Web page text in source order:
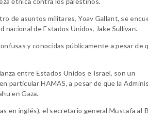
de asuntos militares, Yoav Gallant, se
de Estados Unidos, Jake Sullivan.
y conocidas públicamente a pesar de
entre Estados Unidos e Israel, son un
particular HAMAS, a pesar de que la
en Gaza.
en inglés), el secretario general Mustafa al-